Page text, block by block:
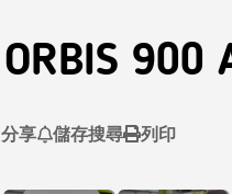
ORBIS 900
分享 儲存搜尋 列印